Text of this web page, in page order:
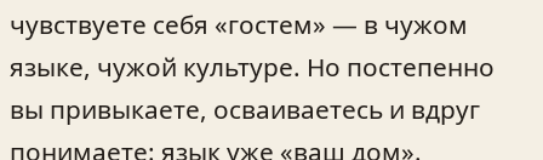
чувствуете себя «гостем» — в чужом
языке, чужой культуре. Но постепенно
вы привыкаете, осваиваетесь и вдруг
понимаете: язык уже «ваш дом».